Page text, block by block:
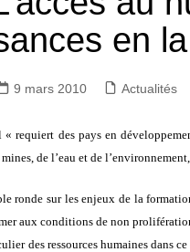
en
9 mars 2010 Actualités
requiert des pays en
de l’eau et de
ronde sur les enjeux de la
aux conditions de non
des ressources humaines dans